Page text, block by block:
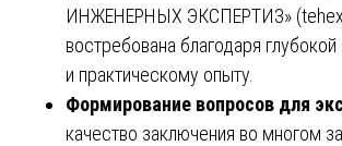
ИНЖЕНЕРНЫХ ЭКСПЕРТИЗ» (
востребована благодаря
и практическому опыту.
Формирование вопросов для
качество заключения во многом